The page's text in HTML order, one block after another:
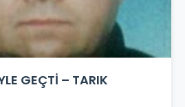
GEÇTİ – TARIK